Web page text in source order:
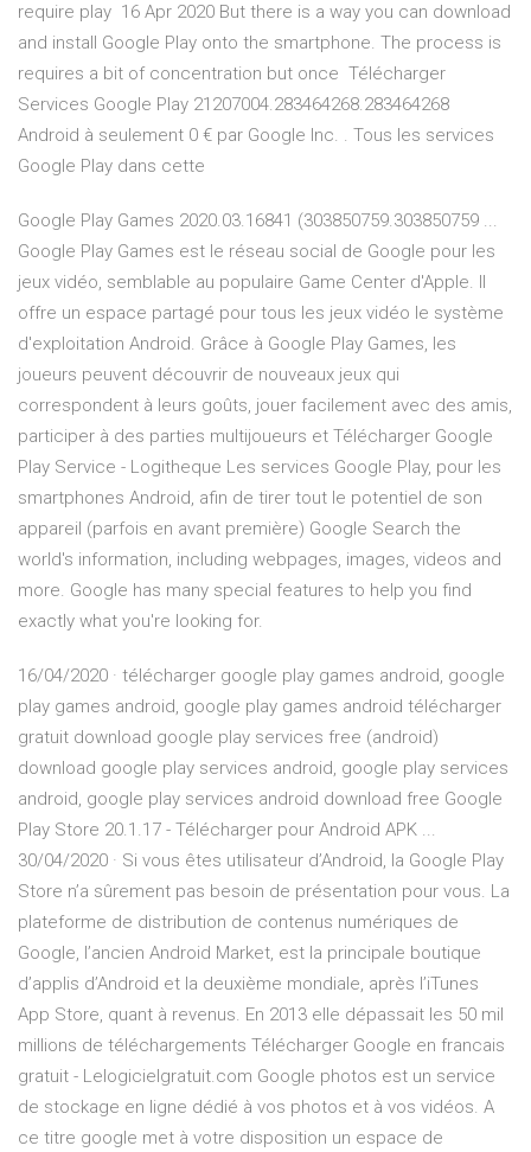
require play 16 Apr 2020 But there is a way you can download
and install Google Play onto the smartphone. The process is
requires a bit of concentration but once Télécharger
Services Google Play 21207004.283464268.283464268
Android à seulement 0 € par Google Inc. . Tous les services
Google Play dans cette
Google Play Games 2020.03.16841 (303850759.303850759 ...
Google Play Games est le réseau social de Google pour les
jeux vidéo, semblable au populaire Game Center d'Apple. Il
offre un espace partagé pour tous les jeux vidéo le système
d'exploitation Android. Grâce à Google Play Games, les
joueurs peuvent découvrir de nouveaux jeux qui
correspondent à leurs goûts, jouer facilement avec des amis,
participer à des parties multijoueurs et Télécharger Google
Play Service - Logitheque Les services Google Play, pour les
smartphones Android, afin de tirer tout le potentiel de son
appareil (parfois en avant première) Google Search the
world's information, including webpages, images, videos and
more. Google has many special features to help you find
exactly what you're looking for.
16/04/2020 · télécharger google play games android, google
play games android, google play games android télécharger
gratuit download google play services free (android)
download google play services android, google play services
android, google play services android download free Google
Play Store 20.1.17 - Télécharger pour Android APK ...
30/04/2020 · Si vous êtes utilisateur d’Android, la Google Play
Store n’a sûrement pas besoin de présentation pour vous. La
plateforme de distribution de contenus numériques de
Google, l’ancien Android Market, est la principale boutique
d’applis d’Android et la deuxième mondiale, après l’iTunes
App Store, quant à revenus. En 2013 elle dépassait les 50 mil
millions de téléchargements Télécharger Google en francais
gratuit - Lelogicielgratuit.com Google photos est un service
de stockage en ligne dédié à vos photos et à vos vidéos. A
ce titre google met à votre disposition un espace de